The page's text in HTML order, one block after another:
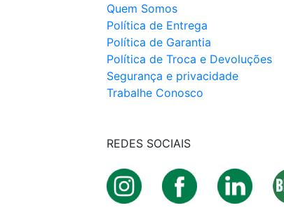
Quem Somos
Política de Entrega
Política de Garantia
Política de Troca e Devoluções
Segurança e privacidade
Trabalhe Conosco
REDES SOCIAIS